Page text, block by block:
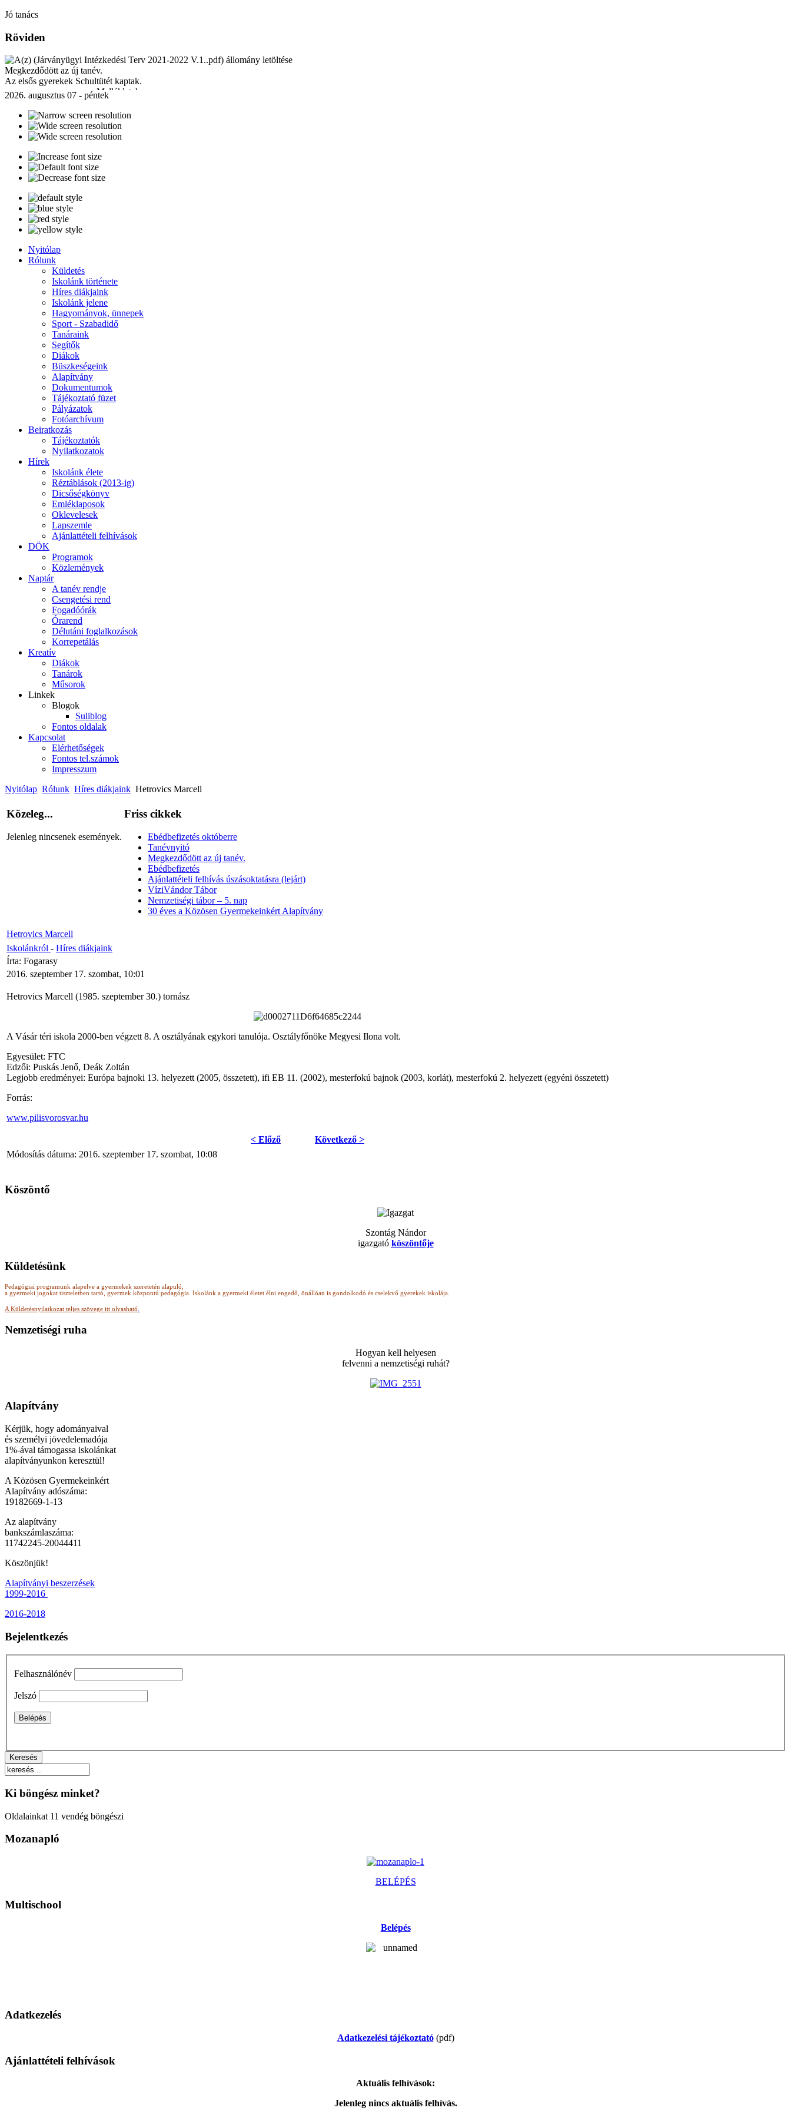
Jó tanács
Röviden
Megkezdődött az új tanév.
Az elsős gyerekek Schultütét kaptak.
Mellékletek:
2026. augusztus 07 - péntek
Nyitólap
Rólunk
Küldetés
Iskolánk története
Híres diákjaink
Iskolánk jelene
Hagyományok, ünnepek
Sport - Szabadidő
Tanáraink
Segítők
Diákok
Büszkeségeink
Alapítvány
Dokumentumok
Tájékoztató füzet
Pályázatok
Fotóarchívum
Beiratkozás
Tájékoztatók
Nyilatkozatok
Hírek
Iskolánk élete
Réztáblások (2013-ig)
Dicsőségkönyv
Emléklaposok
Oklevelesek
Lapszemle
Ajánlattételi felhívások
DÖK
Programok
Közlemények
Naptár
A tanév rendje
Csengetési rend
Fogadóórák
Órarend
Délutáni foglalkozások
Korrepetálás
Kreatív
Diákok
Tanárok
Műsorok
Linkek
Blogok
Suliblog
Fontos oldalak
Kapcsolat
Elérhetőségek
Fontos tel.számok
Impresszum
Nyitólap Rólunk Híres diákjaink Hetrovics Marcell
Közeleg...
Jelenleg nincsenek események.
Friss cikkek
Ebédbefizetés októberre
Tanévnyitó
Megkezdődött az új tanév.
Ebédbefizetés
Ajánlattételi felhívás úszásoktatásra (lejárt)
VíziVándor Tábor
Nemzetiségi tábor – 5. nap
30 éves a Közösen Gyermekeinkért Alapítvány
Hetrovics Marcell
Iskolánkról - Híres diákjaink
Írta: Fogarasy
2016. szeptember 17. szombat, 10:01
Hetrovics Marcell (1985. szeptember 30.) tornász
A Vásár téri iskola 2000-ben végzett 8. A osztályának egykori tanulója. Osztályfőnöke Megyesi Ilona volt.
Egyesület: FTC
Edzői: Puskás Jenő, Deák Zoltán
Legjobb eredményei: Európa bajnoki 13. helyezett (2005, összetett), ifi EB 11. (2002), mesterfokú bajnok (2003, korlát), mesterfokú 2. helyezett (egyéni összetett)
Forrás:
www.pilisvorosvar.hu
< Előző
Következő >
Módosítás dátuma: 2016. szeptember 17. szombat, 10:08
Köszöntő
Szontág Nándor
igazgató köszöntője
Küldetésünk
Pedagógiai programunk alapelve a gyermekek szeretetén alapuló,
a gyermeki jogokat tiszteletben tartó, gyermek központú pedagógia. Iskolánk a gyermeki életet élni engedő, önállóan is gondolkodó és cselekvő gyerekek iskolája.
A Küldetésnyilatkozat teljes szövege itt olvasható.
Nemzetiségi ruha
Hogyan kell helyesen
felvenni a nemzetiségi ruhát?
Alapítvány
Kérjük, hogy adományaival
és személyi jövedelemadója
1%-ával támogassa iskolánkat
alapítványunkon keresztül!
A Közösen Gyermekeinkért
Alapítvány adószáma:
19182669-1-13
Az alapítvány
bankszámlaszáma:
11742245-20044411
Köszönjük!
Alapítványi beszerzések
1999-2016
2016-2018
Bejelentkezés
Felhasználónév
Jelszó
Ki böngész minket?
Oldalainkat 11 vendég böngészi
Mozanapló
BELÉPÉS
Multischool
Belépés
Adatkezelés
Adatkezelési tájékoztató(pdf)
Ajánlattételi felhívások
Aktuális felhívások:
Jelenleg nincs aktuális felhívás.